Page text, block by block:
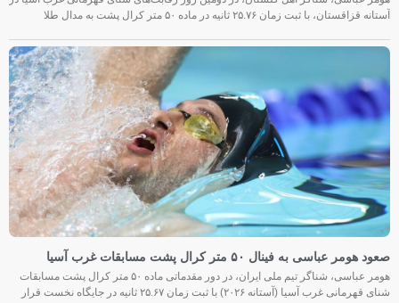
آستانه قزاقستان، با ثبت زمان ۲۵.۷۶ ثانیه در ماده ۵۰ متر کرال پشت به مدال طلا
صعود هومر عباسی به فینال ۵۰ متر کرال پشت مسابقات غرب آسیا
هومر عباسی، شناگر تیم ملی ایران، در دور مقدماتی ماده ۵۰ متر کرال پشت مسابقات
شنای قهرمانی غرب آسیا (آستانه ۲۰۲۶) با ثبت زمان ۲۵.۶۷ ثانیه در جایگاه نخست قرار